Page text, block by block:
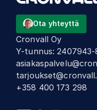
Ota yhteyttä
Cronvall Oy
Y-tunnus:2407943-
+358 400 173 298